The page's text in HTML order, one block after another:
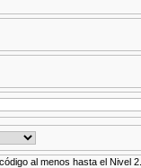
al menos hasta el Nivel 2.